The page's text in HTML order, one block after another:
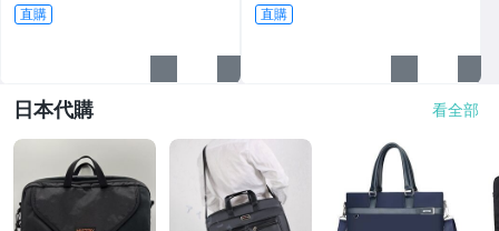
直購 直購
日本代購 看全部